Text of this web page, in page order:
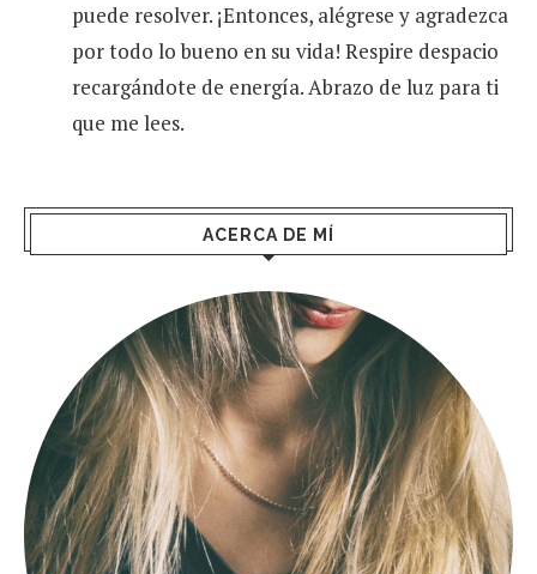
puede resolver. ¡Entonces, alégrese y agradezca
por todo lo bueno en su vida! Respire despacio
recargándote de energía. Abrazo de luz para ti
que me lees.
ACERCA DE MÍ